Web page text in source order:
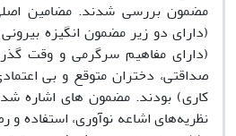
مضمون بررسی شدند. مضامین
(دارای دو زیر مضمون انگیزه
کاری) بودند. مضمون­ های اشاره
نظریه‌های اشاعه نوآوری، استفاده و